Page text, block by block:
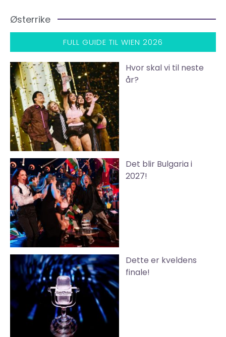
Østerrike
FULL GUIDE TIL WIEN 2026
Hvor skal vi til neste
år?
Det blir Bulgaria i
2027!
Dette er kveldens
finale!